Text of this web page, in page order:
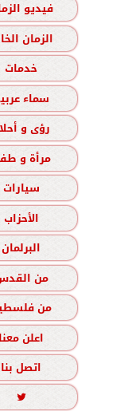
فيديو
الزمان
خدمات
سماء
رؤى و
مرأة و
سيارات
الأحزاب
البرلمان
من
من
اعلن معنا
اتصل بنا
